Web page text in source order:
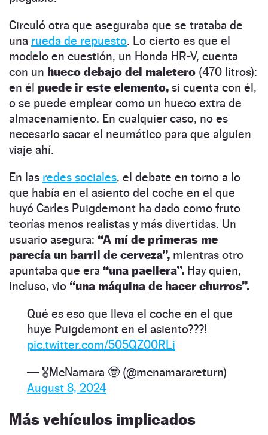
Circuló otra que aseguraba que se trataba de
una rueda de repuesto. Lo cierto es que el
modelo en cuestión, un Honda HR-V, cuenta
con un hueco debajo del maletero (470 litros):
en él puede ir este elemento, si cuenta con él,
o se puede emplear como un hueco extra de
almacenamiento. En cualquier caso, no es
necesario sacar el neumático para que alguien
viaje ahí.
En las redes sociales, el debate en torno a lo
que había en el asiento del coche en el que
huyó Carles Puigdemont ha dado como fruto
teorías menos realistas y más divertidas. Un
usuario asegura: “A mí de primeras me
parecía un barril de cerveza”, mientras otro
apuntaba que era “una paellera”. Hay quien,
incluso, vio “una máquina de hacer churros”.
Qué es eso que lleva el coche en el que
huye Puigdemont en el asiento???!
pic.twitter.com/505QZ00RLi
— 🎖McNamara 🤓 (@mcnamarareturn)
August 8, 2024
Más vehículos implicados